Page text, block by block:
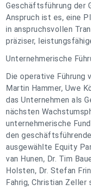
Geschäftsführung der
Anspruch ist es, eine
in anspruchsvollen
präziser,
Unternehmerische
Die operative Führung
Martin Hammer, Uwe
das Unternehmen als
nächsten
unternehmerische
den
ausgewählte Equity
van Hunen, Dr. Tim
Holsten, Dr. Stefan
Fahrig, Christian